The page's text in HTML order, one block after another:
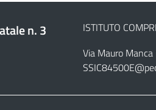
n. 3
ISTITUTO
Via Mauro